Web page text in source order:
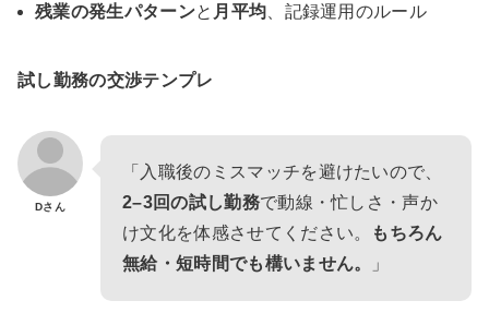
残業の発生パターンと 月平均 、記録運用のルール
試し勤務の交渉テンプレ
Dさん
「入職後のミスマッチを避けたいので、
2–3回の試し勤務で動線・忙しさ・声か
け文化を体感させてください。
もちろん
無給・短時間でも構いません。
」